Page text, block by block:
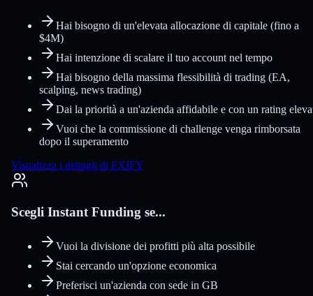
Hai bisogno di un'elevata allocazione di capitale (fino a
$4M)
Hai intenzione di scalare il tuo account nel tempo
Hai bisogno della massima flessibilità di trading (EA,
scalping, news trading)
Dai la priorità a un'azienda affidabile e con un rating
Vuoi che la commissione di challenge venga rimborsata
dopo il superamento
Visualizza i dettagli di FXIFY
Scegli Instant Funding se...
Vuoi la divisione dei profitti più alta possibile
Stai cercando un'opzione economica
Preferisci un'azienda con sede in GB